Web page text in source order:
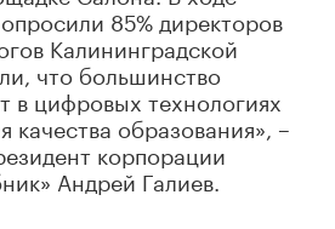
85% директоров
Калининградской
что большинство
в цифровых технологиях
образования», –
корпорации
Андрей Галиев.